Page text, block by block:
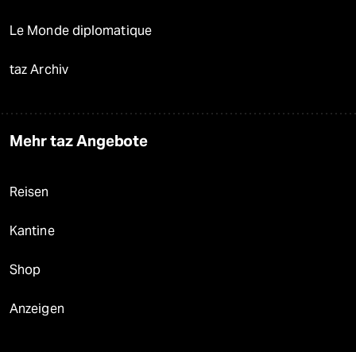
Le Monde diplomatique
taz Archiv
Mehr taz Angebote
Reisen
Kantine
Shop
Anzeigen